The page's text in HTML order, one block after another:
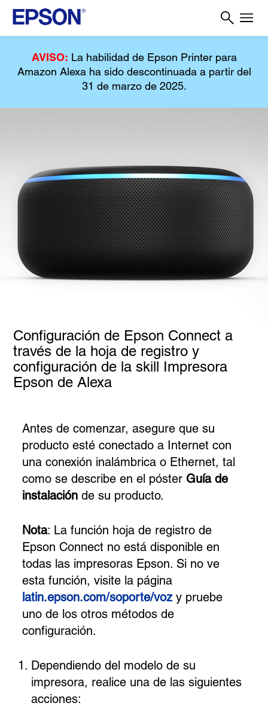
AVISO: La habilidad de Epson Printer para
Amazon Alexa ha sido descontinuada a partir del
31 de marzo de 2025.
Configuración de Epson Connect a
través de la hoja de registro y
configuración de la skill Impresora
Epson de Alexa
Antes de comenzar, asegure que su
producto esté conectado a Internet con
una conexión inalámbrica o Ethernet, tal
como se describe en el póster Guía de
instalación de su producto.
Nota: La función hoja de registro de
Epson Connect no está disponible en
todas las impresoras Epson. Si no ve
esta función, visite la página
latin.epson.com/soporte/vozy pruebe
uno de los otros métodos de
configuración.
Dependiendo del modelo de su
impresora, realice una de las siguientes
acciones: